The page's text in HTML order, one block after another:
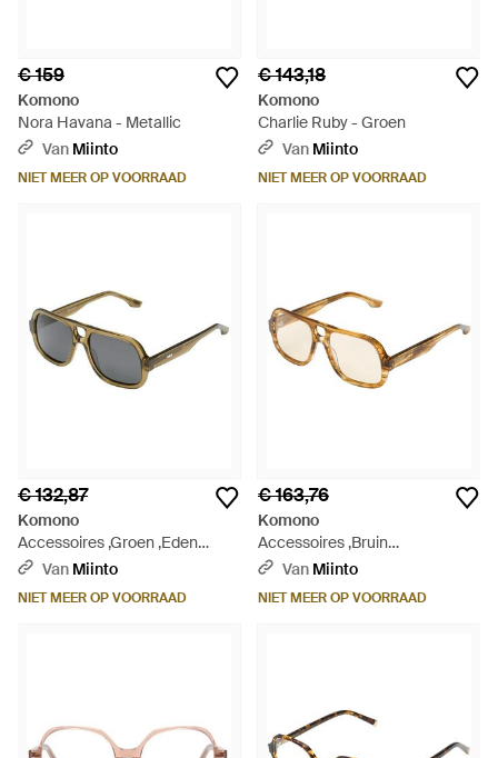
€ 159
Komono
Nora Havana - Metallic
Van Miinto
NIET MEER OP VOORRAAD
€ 143,18
Komono
Charlie Ruby - Groen
Van Miinto
NIET MEER OP VOORRAAD
€ 132,87
Komono
Accessoires ,Groen ,Eden
Algae Zonnebril - Metallic
Van Miinto
NIET MEER OP VOORRAAD
€ 163,76
Komono
Accessoires ,Bruin
,Zonnebrillen - Metallic
Van Miinto
NIET MEER OP VOORRAAD